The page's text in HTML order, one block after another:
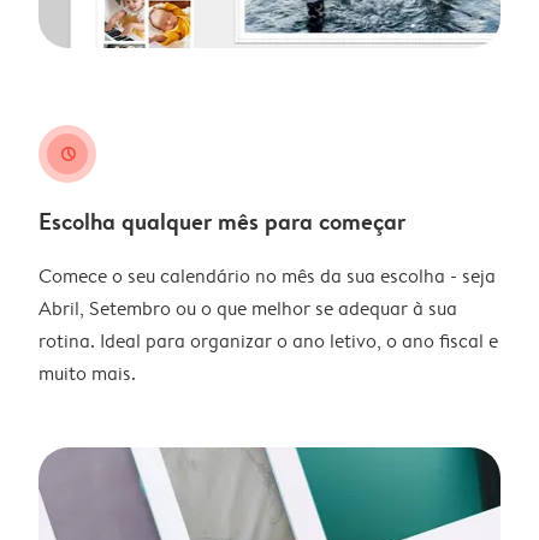
clock
Escolha qualquer mês para começar
Comece o seu calendário no mês da sua escolha - seja
Abril, Setembro ou o que melhor se adequar à sua
rotina. Ideal para organizar o ano letivo, o ano fiscal e
muito mais.